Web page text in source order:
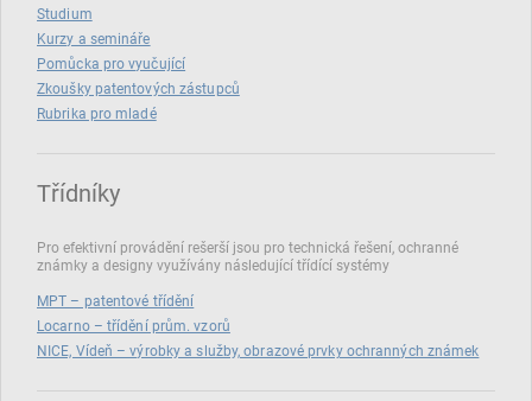
Studium
Kurzy a semináře
Pomůcka pro vyučující
Zkoušky patentových zástupců
Rubrika pro mladé
Třídníky
Pro efektivní provádění rešerší jsou pro technická řešení, ochranné
známky a designy využívány následující třídící systémy
MPT – patentové třídění
Locarno – třídění prům. vzorů
NICE, Vídeň – výrobky a služby, obrazové prvky ochranných známek